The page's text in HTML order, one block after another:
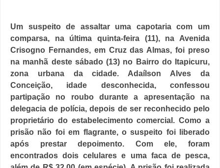
Um suspeito de assaltar uma capotaria com um
comparsa, na última quinta-feira (11), na Avenida
Crisogno Fernandes, em Cruz das Almas, foi preso
na manhã deste sábado (13) no Bairro do Itapicuru,
zona urbana da cidade. Adaílson Alves da
Conceição, idade desconhecida, confessou
partipação no roubo durante a apresentação na
delegacia de polícia, depois de ser reconhecido pelo
proprietário do estabelecimento comercial. Como a
prisão não foi em flagrante, o suspeito foi liberado
após prestar depoimento. Com ele, foram
encontrados dois celulares e uma faca de pesca,